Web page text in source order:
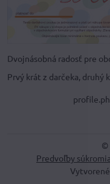
Dvojnásobná radosť pre
Prvý krát z darčeka, druhý
©
Predvoľby súkromia